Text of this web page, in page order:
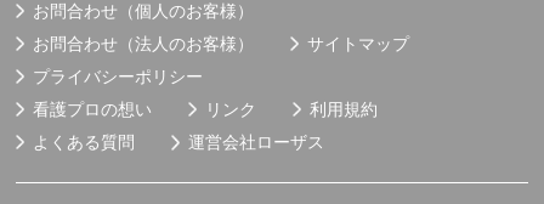
お問合わせ（個人のお客様）
お問合わせ（法人のお客様）
サイトマップ
プライバシーポリシー
看護プロの想い
リンク
利用規約
よくある質問
運営会社ローザス